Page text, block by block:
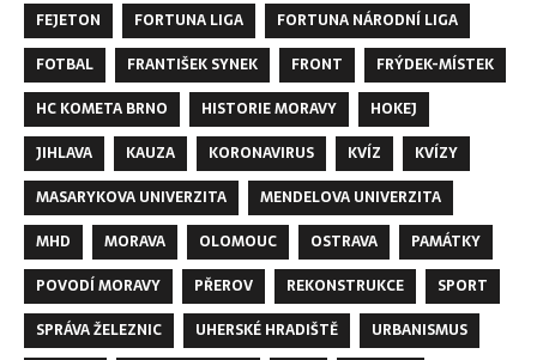
FEJETON
FORTUNA LIGA
FORTUNA NÁRODNÍ LIGA
FOTBAL
FRANTIŠEK SYNEK FRONT
FRÝDEK-MÍSTEK
HC KOMETA BRNO
HISTORIE MORAVY
HOKEJ
JIHLAVA
KAUZA KORONAVIRUS KVÍZ
KVÍZY
MASARYKOVA UNIVERZITA
MENDELOVA UNIVERZITA
MHD
MORAVA OLOMOUC OSTRAVA
PAMÁTKY
POVODÍ MORAVY
PŘEROV REKONSTRUKCE
SPORT
SPRÁVA ŽELEZNIC
UHERSKÉ HRADIŠTĚ
URBANISMUS